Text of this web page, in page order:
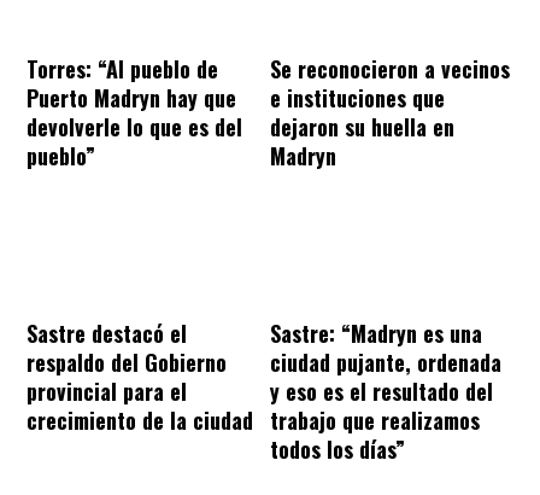
Torres: “Al pueblo de
Puerto Madryn hay que
devolverle lo que es del
pueblo”
Se reconocieron a vecinos
e instituciones que
dejaron su huella en
Madryn
Sastre destacó el
respaldo del Gobierno
provincial para el
crecimiento de la ciudad
Sastre: “Madryn es una
ciudad pujante, ordenada
y eso es el resultado del
trabajo que realizamos
todos los días”